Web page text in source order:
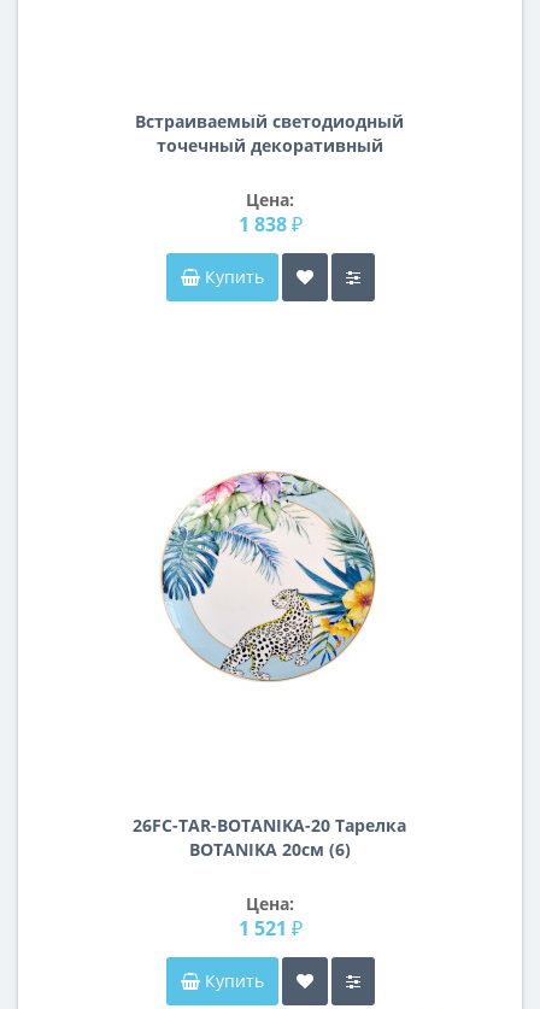
Встраиваемый светодиодный
точечный декоративный
Цена:
1 838 ₽
Купить
26FC-TAR-BOTANIKA-20 Тарелка
BOTANIKA 20см (6)
Цена:
1 521 ₽
Купить